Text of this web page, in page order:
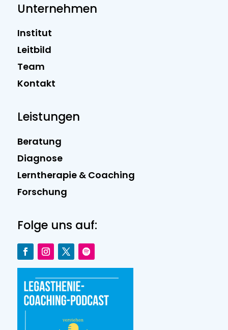
Unternehmen
Institut
Leitbild
Team
Kontakt
Leistungen
Beratung
Diagnose
Lerntherapie & Coaching
Forschung
Folge uns auf: